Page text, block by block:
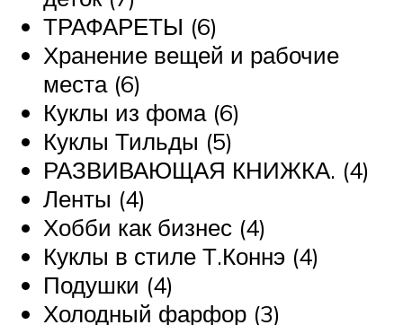
ТРАФАРЕТЫ (6)
Хранение вещей и рабочие
места (6)
Куклы из фома (6)
Куклы Тильды (5)
РАЗВИВАЮЩАЯ КНИЖКА. (4)
Ленты (4)
Хобби как бизнес (4)
Куклы в стиле Т.Коннэ (4)
Подушки (4)
Холодный фарфор (3)